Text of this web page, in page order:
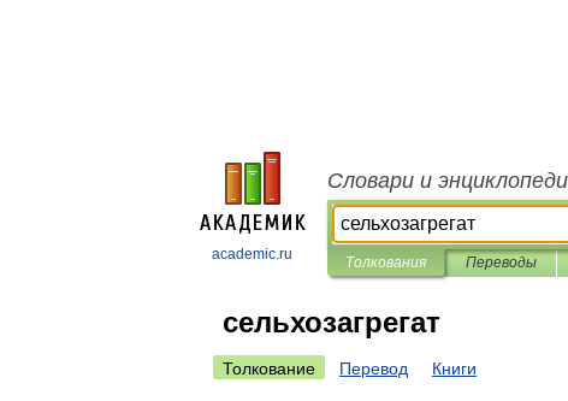
academic.ru
Словари и
Толкования Переводы
сельхозагрегат
Толкование Перевод Книги